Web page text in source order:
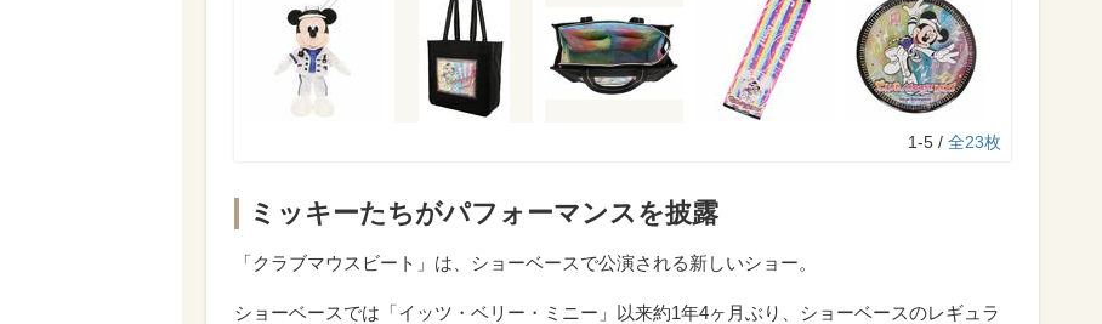
1-5 / 全23枚
ミッキーたちがパフォーマンスを披露
「クラブマウスビート」は、ショーベースで公演される新しいショー。
ショーベースでは「イッツ・ベリー・ミニー」以来約1年4ヶ月ぶり、ショーベースのレギュラ